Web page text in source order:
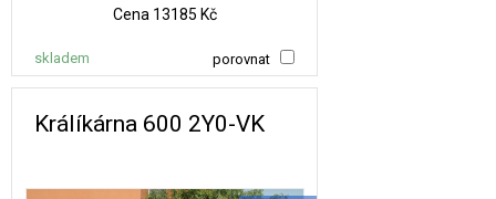
Cena 13185 Kč
porovnat
skladem
Králíkárna 600 2Y0-VK